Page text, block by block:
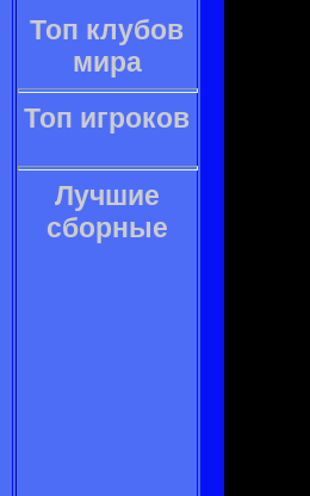
Топ клубов
мира
Топ игроков
Лучшие
сборные